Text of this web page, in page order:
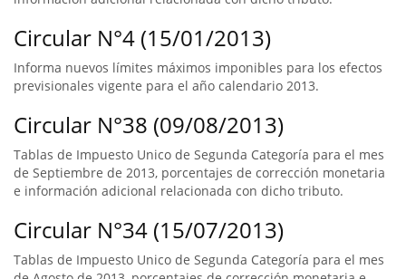
Circular N°4 (15/01/2013)
Informa nuevos límites máximos imponibles para los efectos
previsionales vigente para el año calendario 2013.
Circular N°38 (09/08/2013)
Tablas de Impuesto Unico de Segunda Categoría para el mes
de Septiembre de 2013, porcentajes de corrección monetaria
e información adicional relacionada con dicho tributo.
Circular N°34 (15/07/2013)
Tablas de Impuesto Unico de Segunda Categoría para el mes